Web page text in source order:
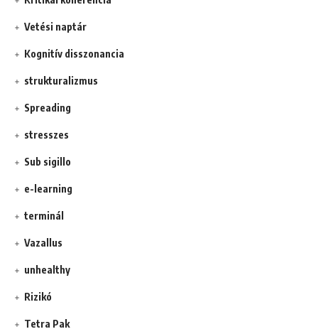
Vetési naptár
Kognitív disszonancia
strukturalizmus
Spreading
stresszes
Sub sigillo
e-learning
terminál
Vazallus
unhealthy
Rizikó
Tetra Pak